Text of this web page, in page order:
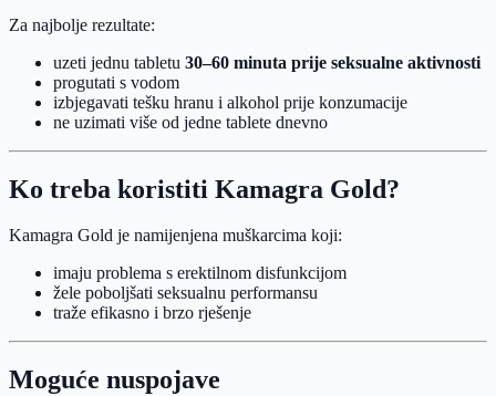
Za najbolje rezultate:
uzeti jednu tabletu 30–60 minuta prije seksualne aktivnosti
progutati s vodom
izbjegavati tešku hranu i alkohol prije konzumacije
ne uzimati više od jedne tablete dnevno
Ko treba koristiti Kamagra Gold?
Kamagra Gold je namijenjena muškarcima koji:
imaju problema s erektilnom disfunkcijom
žele poboljšati seksualnu performansu
traže efikasno i brzo rješenje
Moguće nuspojave